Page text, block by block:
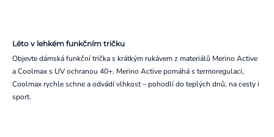
Léto v lehkém funkčním tričku
Objevte dámská funkční trička s krátkým rukávem z materiálů Merino Active
a Coolmax s UV ochranou 40+. Merino Active pomáhá s termoregulací,
Coolmax rychle schne a odvádí vlhkost – pohodlí do teplých dnů, na cesty i
sport.